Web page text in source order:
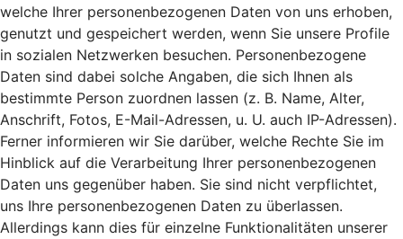
welche Ihrer personenbezogenen Daten von uns erhoben,
genutzt und gespeichert werden, wenn Sie unsere Profile
in sozialen Netzwerken besuchen. Personenbezogene
Daten sind dabei solche Angaben, die sich Ihnen als
bestimmte Person zuordnen lassen (z. B. Name, Alter,
Anschrift, Fotos, E-Mail-Adressen, u. U. auch IP-Adressen).
Ferner informieren wir Sie darüber, welche Rechte Sie im
Hinblick auf die Verarbeitung Ihrer personenbezogenen
Daten uns gegenüber haben. Sie sind nicht verpflichtet,
uns Ihre personenbezogenen Daten zu überlassen.
Allerdings kann dies für einzelne Funktionalitäten unserer